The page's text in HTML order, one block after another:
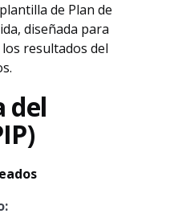
de Plan de
diseñada para
resultados del
del